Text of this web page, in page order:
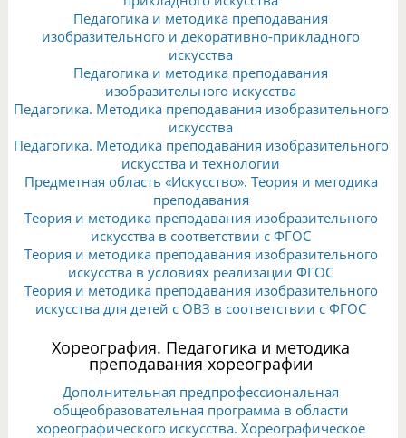
Педагогика и методика преподавания
изобразительного и декоративно-прикладного
искусства
Педагогика и методика преподавания
изобразительного искусства
Педагогика. Методика преподавания изобразительного
искусства
Педагогика. Методика преподавания изобразительного
искусства и технологии
Предметная область «Искусство». Теория и методика
преподавания
Теория и методика преподавания изобразительного
искусства в соответствии с ФГОС
Теория и методика преподавания изобразительного
искусства в условиях реализации ФГОС
Теория и методика преподавания изобразительного
искусства для детей с ОВЗ в соответствии с ФГОС
Хореография. Педагогика и методика
преподавания хореографии
Дополнительная предпрофессиональная
общеобразовательная программа в области
хореографического искусства. Хореографическое